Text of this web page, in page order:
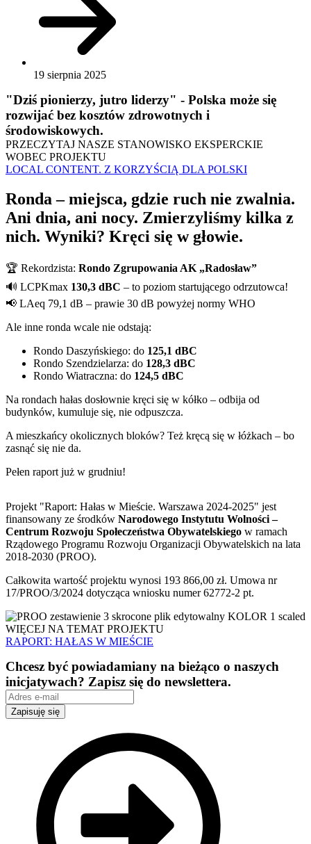
19 sierpnia 2025
"Dziś pionierzy, jutro liderzy" - Polska może się
rozwijać bez kosztów zdrowotnych i
środowiskowych.
PRZECZYTAJ NASZE STANOWISKO EKSPERCKIE
WOBEC PROJEKTU
LOCAL CONTENT. Z KORZYŚCIĄ DLA POLSKI
Ronda – miejsca, gdzie ruch nie zwalnia.
Ani dnia, ani nocy. Zmierzyliśmy kilka z
nich. Wyniki? Kręci się w głowie.
🏆 Rekordzista: Rondo Zgrupowania AK „Radosław”
🔊 LCPKmax 130,3 dBC – to poziom startującego odrzutowca!
📢 LAeq 79,1 dB – prawie 30 dB powyżej normy WHO
Ale inne ronda wcale nie odstają:
Rondo Daszyńskiego: do 125,1 dBC
Rondo Szendzielarza: do 128,3 dBC
Rondo Wiatraczna: do 124,5 dBC
Na rondach hałas dosłownie kręci się w kółko – odbija od
budynków, kumuluje się, nie odpuszcza.
A mieszkańcy okolicznych bloków? Też kręcą się w łóżkach – bo
zasnąć się nie da.
Pełen raport już w grudniu!
Projekt "Raport: Hałas w Mieście. Warszawa 2024-2025" jest
finansowany ze środków Narodowego Instytutu Wolności –
Centrum Rozwoju Społeczeństwa Obywatelskiego w ramach
Rządowego Programu Rozwoju Organizacji Obywatelskich na lata
2018-2030 (PROO).
Całkowita wartość projektu wynosi 193 866,00 zł. Umowa nr
17/PROO/3/2024 dotycząca wniosku numer 62772-2 pt.
WIĘCEJ NA TEMAT PROJEKTU
RAPORT: HAŁAS W MIEŚCIE
Chcesz być powiadamiany na bieżąco o naszych
inicjatywach? Zapisz się do newslettera.
Zapisuję się